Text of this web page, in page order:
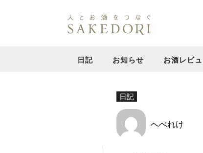
日記 お知らせ お酒レビ
日記
へべれけ